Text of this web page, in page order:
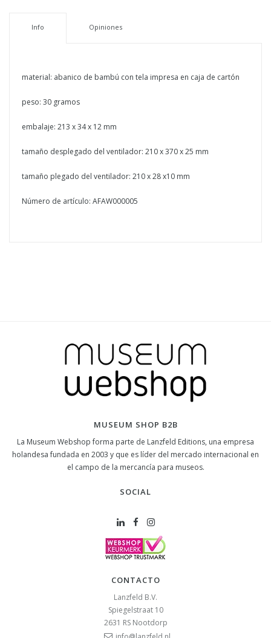
Info Opiniones
material: abanico de bambú con tela impresa en caja de cartón
peso: 30 gramos
embalaje: 213 x 34 x 12 mm
tamaño desplegado del ventilador: 210 x 370 x 25 mm
tamaño plegado del ventilador: 210 x 28 x10 mm
Número de artículo: AFAW000005
MUSEUM SHOP B2B
La Museum Webshop forma parte de Lanzfeld Editions, una empresa
holandesa fundada en 2003 y que es líder del mercado internacional en
el campo de la mercancía para museos.
SOCIAL
CONTACTO
Lanzfeld B.V.
Spiegelstraat 10
2631 RS Nootdorp